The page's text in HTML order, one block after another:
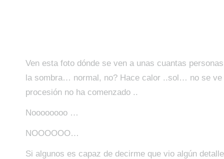
Ven esta foto dónde se ven a unas cuantas
la sombra… normal, no? Hace calor ..sol… no se ve
procesión no ha comenzado ..
Noooooooo …
NOOOOOO…
Si algunos es capaz de decirme que vio algún